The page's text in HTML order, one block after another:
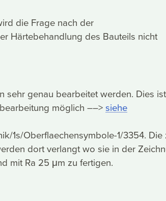
die Frage nach der
Härtebehandlung des Bauteils nicht
sehr genau bearbeitet werden. Dies
möglich ––>siehe
1s/Oberflaechensymbole-1/3354. Die
dort verlangt wo sie in der
mit Ra 25 μm zu fertigen.